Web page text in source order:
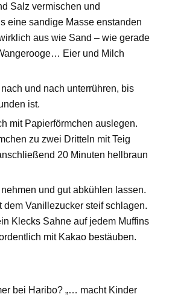
Salz vermischen und
eine sandige Masse enstanden
aus wie Sand – wie gerade
Eier und Milch
und nach unterrühren, bis
ist.
mit Papierförmchen auslegen.
zu zwei Dritteln mit Teig
20 Minuten hellbraun
und gut abkühlen lassen.
dem Vanillezucker steif schlagen.
Klecks Sahne auf jedem Muffins
mit Kakao bestäuben.
bei Haribo? „… macht Kinder